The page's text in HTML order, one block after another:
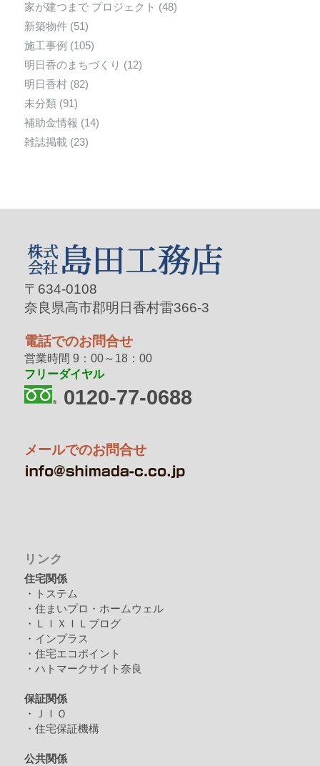
家が建つまで プロジェクト (48)
新築物件(51)
施工事例 (105)
明日香のまちづくり (12)
明日香村(82)
未分類(91)
補助金情報 (14)
雑誌掲載 (23)
〒634-0108
奈良県高市郡明日香村雷366-3
電話でのお問合せ
営業時間 9：00～18：00
フリーダイヤル
0120-77-0688
メールでのお問合せ
リンク
住宅関係
・トステム
・住まいプロ・ホームウェル
・ＬＩＸＩＬブログ
・インプラス
・住宅エコポイント
・ハトマークサイト奈良
保証関係
・ＪＩＯ
・住宅保証機構
公共関係